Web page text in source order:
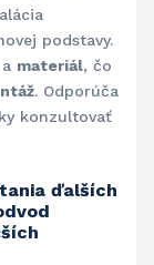
podstavy.
materiál, čo
. Odporúča
konzultovať
ďalších